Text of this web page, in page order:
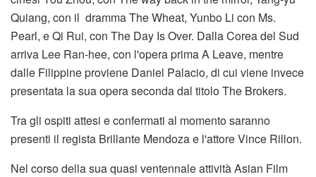
Quiang, con il dramma The Wheat, Yunbo Li con Ms.
Pearl, e Qi Rui, con The Day Is Over. Dalla Corea del Sud
arriva Lee Ran-hee, con l'opera prima A Leave, mentre
dalle Filippine proviene Daniel Palacio, di cui viene invece
presentata la sua opera seconda dal titolo The Brokers.
Tra gli ospiti attesi e confermati al momento saranno
presenti il regista Brillante Mendoza e l'attore Vince Rillon.
Nel corso della sua quasi ventennale attività Asian Film